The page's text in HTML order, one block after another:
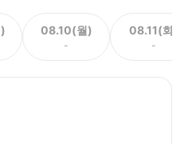
08.10(월)
-
08.11(화)
-